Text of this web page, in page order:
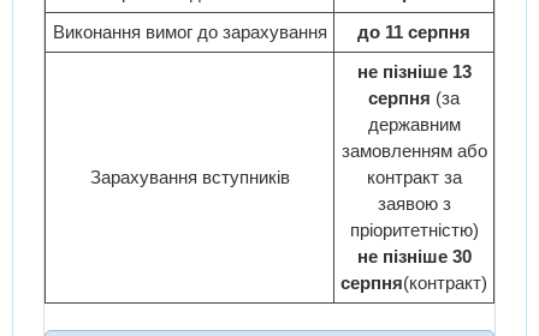
Виконання вимог до зарахування
до 11 серпня
Зарахування вступників
не пізніше 13
серпня (за
державним
замовленням або
контракт за
заявою з
пріоритетністю)
не пізніше 30
серпня(контракт)